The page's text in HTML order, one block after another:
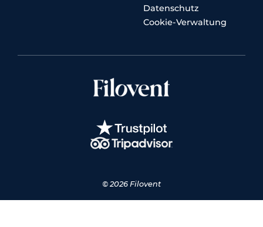
Datenschutz
Cookie-Verwaltung
© 2026 Filovent